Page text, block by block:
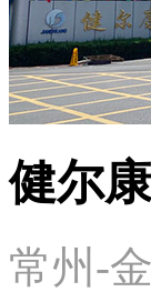
健尔
常州-